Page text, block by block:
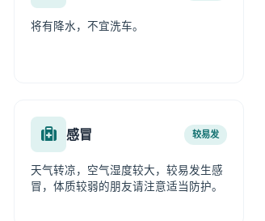
将有降水，不宜洗车。
感冒 较易发
天气转凉，空气湿度较大，较易发生感
冒，体质较弱的朋友请注意适当防护。